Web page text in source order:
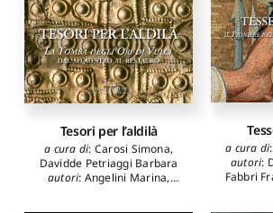
Tesori per l’aldilà
a cura di: Carosi Simona,
Davidde Petriaggi Barbara
autori: Angelini Marina,
a cura di:
autori:
Fabbri